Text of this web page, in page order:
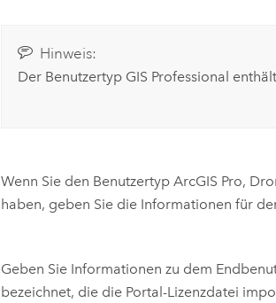
Hinweis:
Der Benutzertyp GIS Professional enthält
Wenn Sie den BenutzertypArcGIS Pro,
haben, geben Sie die Informationen für
Geben Sie Informationen zu dem
bezeichnet, die die Portal-Lizenzdatei